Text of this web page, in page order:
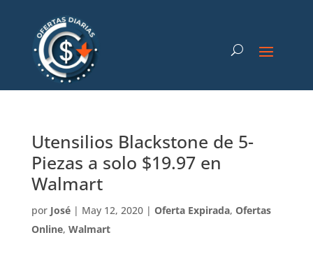
Utensilios Blackstone de 5-
Piezas a solo $19.97 en
Walmart
por José| May 12, 2020| Oferta Expirada, Ofertas
Online, Walmart